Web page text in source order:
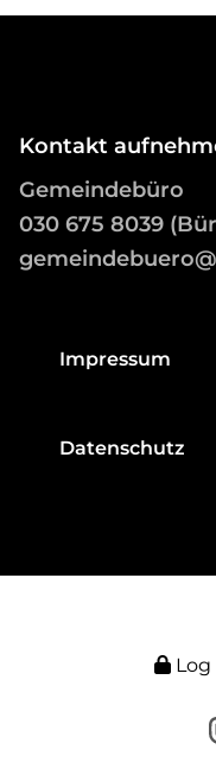
Kontakt
Gemeindebüro
030 675 8039
Impressum
Datenschutz